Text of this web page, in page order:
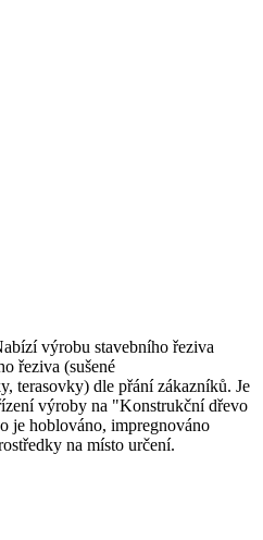
výrobu stavebního řeziva
řeziva (sušené
terasovky) dle přání zákazníků. Je
výroby na "Konstrukční dřevo
je hoblováno, impregnováno
na místo určení.